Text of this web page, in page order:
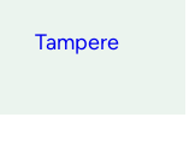
Tampere